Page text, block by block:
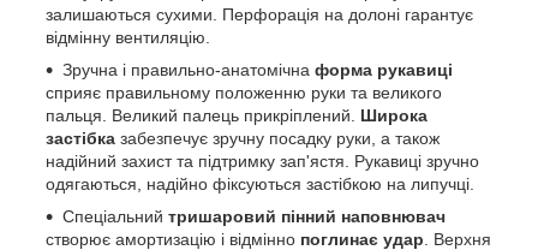
залишаються сухими. Перфорація на долоні гарантує
відмінну вентиляцію.
Зручна і правильно-анатомічна форма рукавиці
сприяє правильному положенню руки та великого
пальця. Великий палець прикріплений. Широка
застібка забезпечує зручну посадку руки, а також
надійний захист та підтримку зап'ястя. Рукавиці зручно
одягаються, надійно фіксуються застібкою на липучці.
Спеціальний тришаровий пінний наповнювач
створює амортизацію і відмінно поглинає удар . Верхня